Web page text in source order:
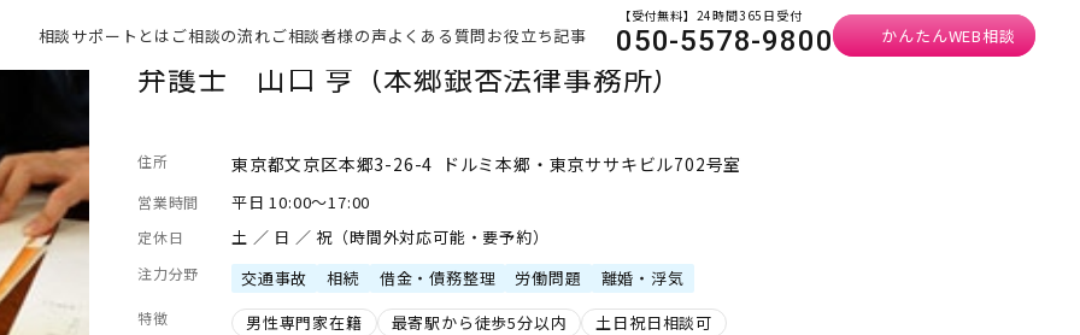
相談サポートとは ご相談の流れご相談者様の声よくある質問お役立ち記事
【受付無料】24時間365日受付
050-5578-9800 かんたんWEB相談
弁護士 山口 亨（本郷銀杏法律事務所）
住所 東京都文京区本郷3-26-4 ドルミ本郷・東京ササキビル702号室
営業時間 平日 10:00～17:00
定休日 土 ／ 日 ／ 祝（時間外対応可能・要予約）
注力分野 交通事故 相続 借金・債務整理 労働問題 離婚・浮気
特徴 男性専門家在籍 最寄駅から徒歩5分以内
土日祝日相談可